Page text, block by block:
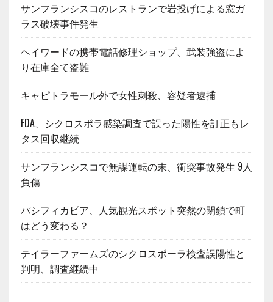
サンフランシスコのレストランで岩投げによる窓ガ
ラス破壊事件発生
ヘイワードの携帯電話修理ショップ、武装強盗によ
り在庫全て盗難
キャピトラモール外で女性刺殺、容疑者逮捕
FDA、シクロスポラ感染調査で誤った陽性を訂正もレ
タス回収継続
サンフランシスコで無謀運転の末、衝突事故発生 9人
負傷
パシフィカピア、人気観光スポット突然の閉鎖で町
はどう変わる？
テイラーファームズのシクロスポーラ検査誤陽性と
判明、調査継続中